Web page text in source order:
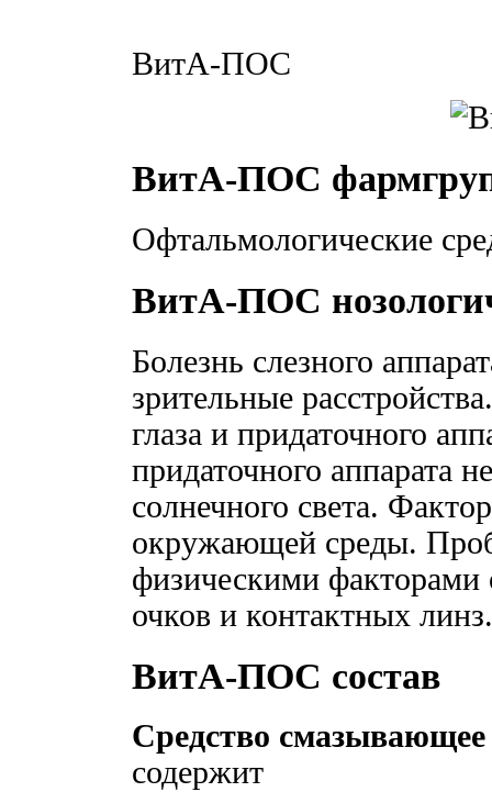
ВитА-ПОС
ВитА-ПОС
Офтальмологические
ВитА-ПОС
Болезнь слезного
зрительные
глаза и придаточного
придаточного аппарата
солнечного света.
окружающей среды.
физическими
очков и контактных линз.
ВитА-ПОС состав
Средство
содержит